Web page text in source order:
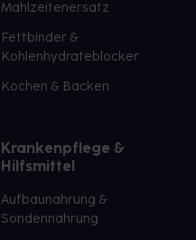
Mahlzeitenersatz
Fettbinder &
Kohlenhydrateblocker
Kochen & Backen
Krankenpflege &
Hilfsmittel
Aufbaunahrung &
Sondennahrung